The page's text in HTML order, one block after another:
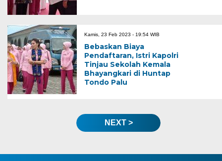
Kamis, 23 Feb 2023 - 19:54 WIB
Bebaskan Biaya
Pendaftaran, Istri Kapolri
Tinjau Sekolah Kemala
Bhayangkari di Huntap
Tondo Palu
NEXT >